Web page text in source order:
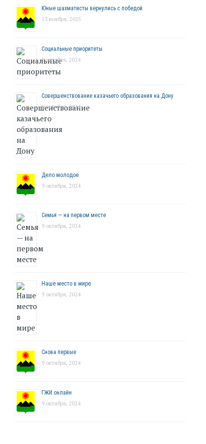
Юные шахматисты вернулись с победой
13 ноября, 2025
Социальные приоритеты
9 октября, 2024
Совершенствование казачьего образования на Дону
9 октября, 2024
Дело молодое
9 октября, 2024
Семья — на первом месте
9 октября, 2024
Наше место в мире
9 октября, 2024
Снова первые
9 октября, 2024
ГЖИ онлайн
9 октября, 2024